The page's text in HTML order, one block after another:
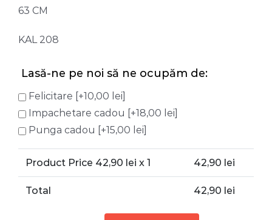
63 CM
KAL 208
Lasă-ne pe noi să ne ocupăm de:
Felicitare [+10,00 lei]
Impachetare cadou
[+18,00 lei]
Punga cadou
[+15,00 lei]
Product Price 42,90 lei x 1 42,90 lei
Total 42,90 lei